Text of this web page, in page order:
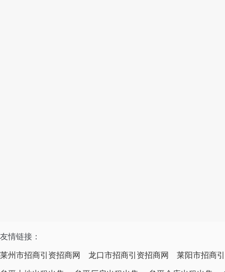
友情链接：
莱州市招商引资招商网 龙口市招商引资招商网 莱阳市招商